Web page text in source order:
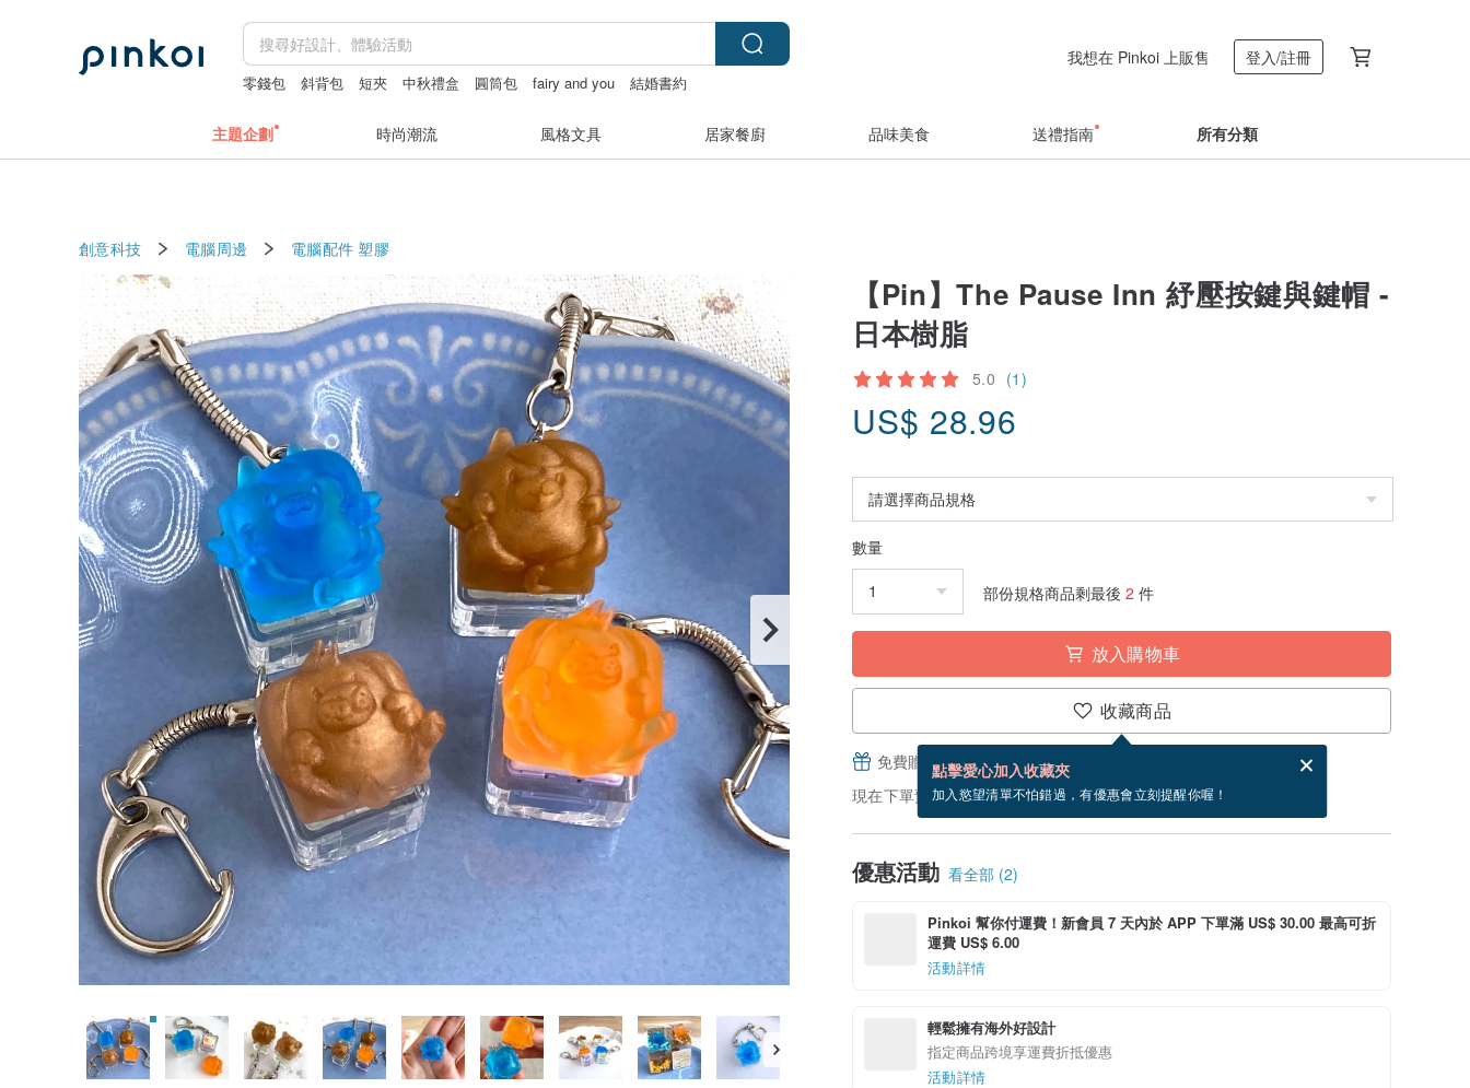
零錢包 斜背包 短夾 中秋禮盒 圓筒包 fairy and you
結婚書約
我想在 Pinkoi 上販售 登入/註冊
主題企劃 時尚潮流 風格文具 居家餐廚 品味美食 送禮指南 所有分類
創意科技 電腦周邊 電腦配件 塑膠
【Pin】The Pause Inn 紓壓按鍵與鍵帽 -
日本樹脂
5.0 (1)
US$ 28.96
數量
部份規格商品剩最後 2 件
放入購物車
收藏商品
點擊愛心加入收藏夾
加入慾望清單不怕錯過，有優惠會立刻提醒你喔！
免費贈送電子賀卡，結帳完成後填寫
現在下單預估 8/19~8/23 到貨。
優惠活動 看全部 (2)
Pinkoi 幫你付運費！新會員 7 天內於 APP 下單滿 US$ 30.00 最高可折
運費 US$ 6.00
活動詳情
輕鬆擁有海外好設計
指定商品跨境享運費折抵優惠
活動詳情